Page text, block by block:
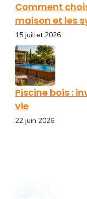
Comment
maison et les
15 juillet 2026
Piscine bois :
vie
22 juin 2026